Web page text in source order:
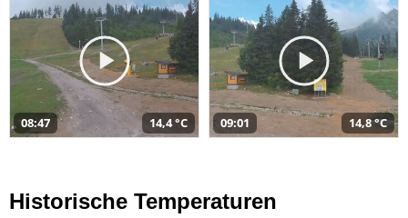
08:47 14,4 °C 09:01 14,8 °C
Historische Temperaturen